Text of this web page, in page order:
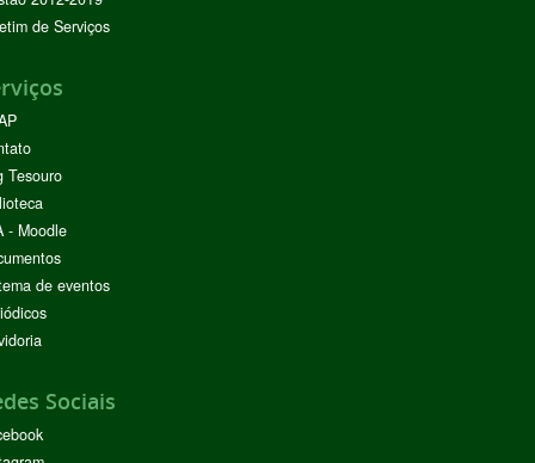
de Serviços
Tesouro
- Moodle
de eventos
Sociais